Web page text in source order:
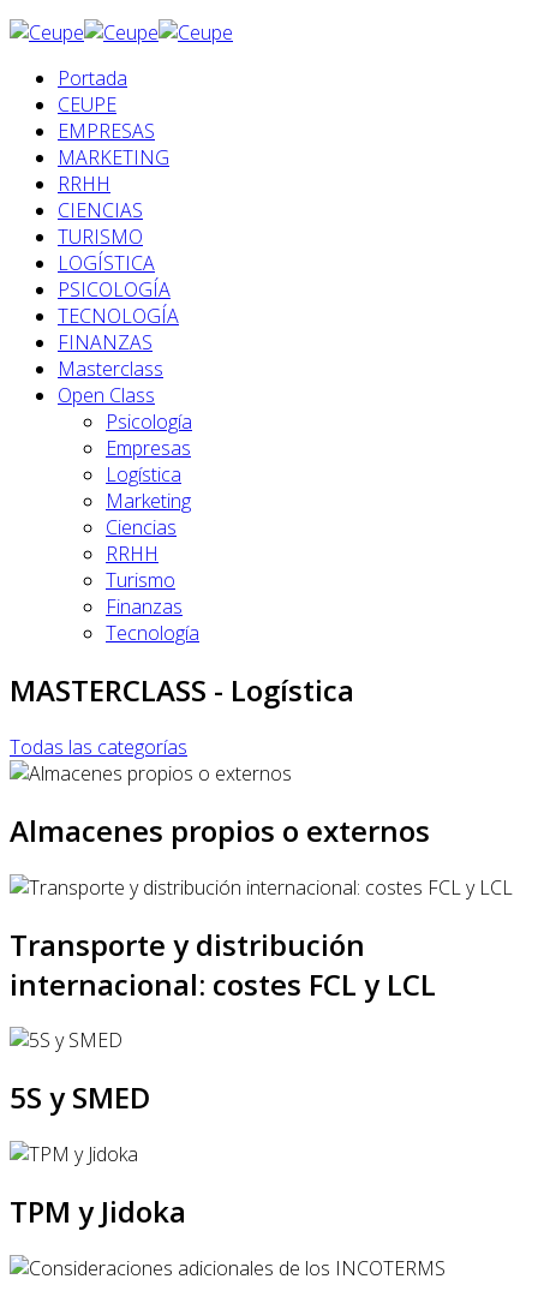
Portada
CEUPE
EMPRESAS
MARKETING
RRHH
CIENCIAS
TURISMO
LOGÍSTICA
PSICOLOGÍA
TECNOLOGÍA
FINANZAS
Masterclass
Open Class
Psicología
Empresas
Logística
Marketing
Ciencias
RRHH
Turismo
Finanzas
Tecnología
MASTERCLASS - Logística
Todas las categorías
Almacenes propios o externos
Transporte y distribución
internacional: costes FCL y LCL
5S y SMED
TPM y Jidoka